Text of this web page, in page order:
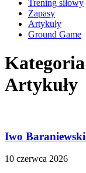
Trening siłowy
Zapasy
Artykuły
Ground Game
Artykuły
Iwo
10 czerwca 2026